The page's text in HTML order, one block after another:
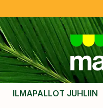
ILMAPALLOT JUHLIIN